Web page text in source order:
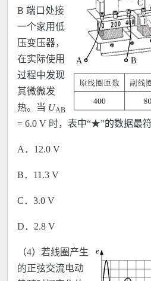
B 端口处接
一个家用低
压变压器，
在实际使用
过程中发现
其微微发
热。当 UAB
= 6.0 V 时，表中“★”的数据最
A．12.0 V
B．11.3 V
C．3.0 V
D．2.8 V
（4）若线圈产生
的正弦交流电动